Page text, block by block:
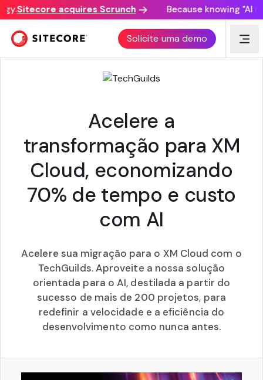
Sitecore acquires Scrunch Because knowing "AI
Solicite uma demo
AI MIGRAÇÃO DE XM CLOUD IMPULSIONADA
Acelere a
transformação para XM
Cloud, economizando
70% de tempo e custo
com AI
Acelere sua migração para o XM Cloud com o
TechGuilds. Aproveite a nossa solução
orientada para o AI, destilada a partir do
sucesso de mais de 200 projetos, para
redefinir a velocidade e a eficiência do
desenvolvimento como nunca antes.